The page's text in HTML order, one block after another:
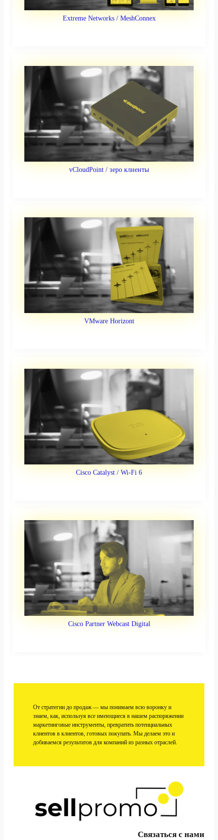
Extreme Networks / MeshConnex
vCloudPoint / зеро клиенты
VMware Horizont
Cisco Catalyst / Wi-Fi 6
Cisco Partner Webcast Digital
От стратегии до продаж — мы понимаем всю воронку и
знаем, как, используя все имеющиеся в нашем распоряжении
маркетинговые инструменты, превратить потенциальных
клиентов в клиентов, готовых покупать. Мы делаем это и
добиваемся результатов для компаний из разных отраслей.
Связаться с нами